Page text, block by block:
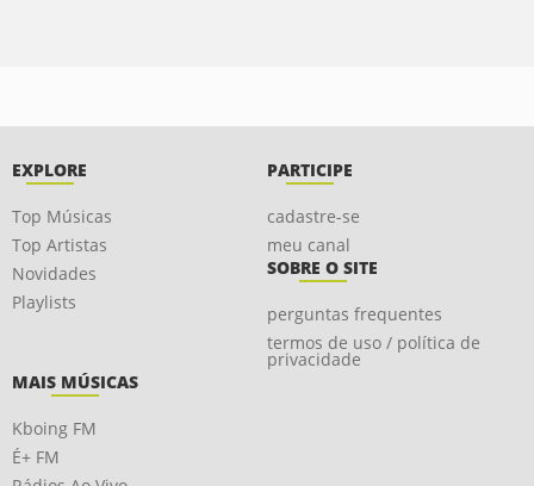
EXPLORE
Top Músicas
Top Artistas
Novidades
Playlists
PARTICIPE
cadastre-se
meu canal
SOBRE O SITE
perguntas frequentes
termos de uso / política de
privacidade
MAIS MÚSICAS
Kboing FM
É+ FM